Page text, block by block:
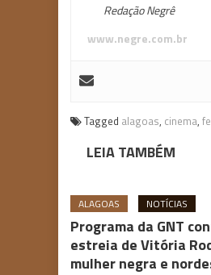
Redação Negrê
www.negre.com.br
Tagged alagoas, cinema,
LEIA TAMBÉM
ALAGOAS NOTÍCIAS
Programa da GNT
estreia de Vitória
mulher negra e